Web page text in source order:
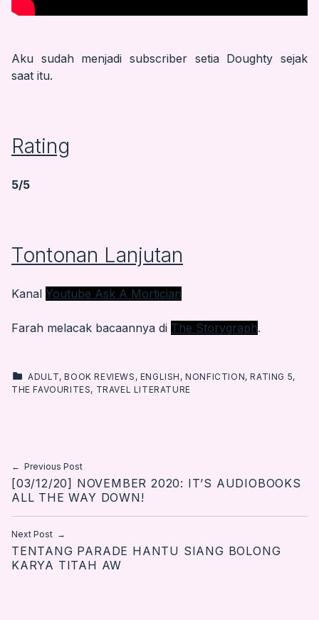
Aku sudah menjadi subscriber setia Doughty sejak
saat itu.
Rating
5/5
Tontonan Lanjutan
Kanal Youtube Ask A Mortician
Farah melacak bacaannya di The Storygraph.
CATEGORIZED IN:
ADULT,BOOK REVIEWS , ENGLISH ,NONFICTION,RATING 5,
THE FAVOURITES, TRAVEL LITERATURE
Post navigation
Previous Post
[03/12/20] NOVEMBER 2020: IT’S AUDIOBOOKS
ALL THE WAY DOWN!
Next Post
TENTANG PARADE HANTU SIANG BOLONG
KARYA TITAH AW